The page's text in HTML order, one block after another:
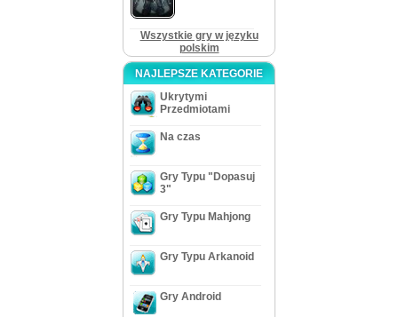
Wszystkie gry w języku
polskim
NAJLEPSZE KATEGORIE
Ukrytymi
Przedmiotami
Na czas
Gry Typu "Dopasuj
3"
Gry Typu Mahjong
Gry Typu Arkanoid
Gry Android